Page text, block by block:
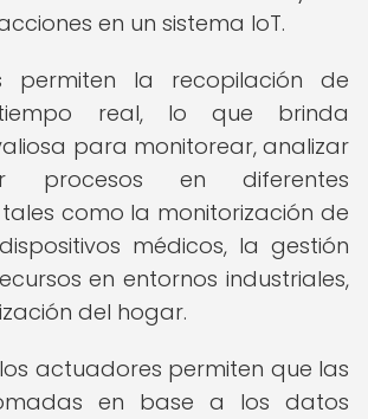
en un sistema IoT.
permiten la recopilación de
real, lo que brinda
para monitorear, analizar
procesos en diferentes
como la monitorización de
médicos, la gestión
en entornos industriales,
del hogar.
actuadores permiten que las
en base a los datos